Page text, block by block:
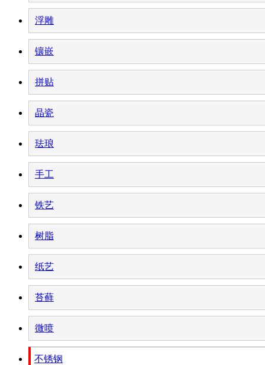
浮雕
镶嵌
拼贴
晶瓷
珐琅
手工
铁艺
树脂
纸艺
苔藓
微喷
不锈钢